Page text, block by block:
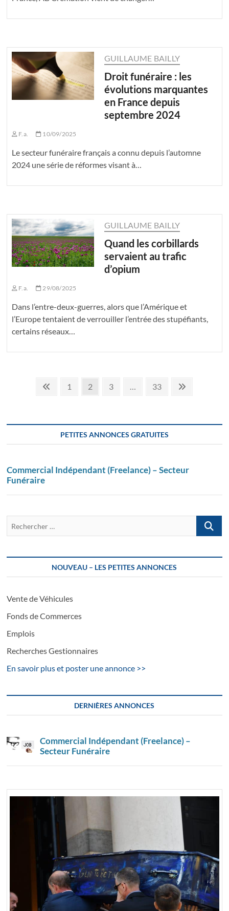
GUILLAUME BAILLY
Droit funéraire : les
évolutions marquantes
en France depuis
septembre 2024
F.a. 10/09/2025
Le secteur funéraire français a connu depuis l’automne
2024 une série de réformes visant à…
GUILLAUME BAILLY
Quand les corbillards
servaient au trafic
d’opium
F.a. 29/08/2025
Dans l’entre-deux-guerres, alors que l’Amérique et
l’Europe tentaient de verrouiller l’entrée des stupéfiants,
certains réseaux…
PaginationPage
1 Page
2 Page
3 … Page
33
PETITES ANNONCES GRATUITES
Commercial Indépendant (Freelance) – Secteur
Funéraire
…
NOUVEAU – LES PETITES ANNONCES
Vente de Véhicules
Fonds de Commerces
Emplois
Recherches Gestionnaires
En savoir plus et poster une annonce >>
DERNIÈRES ANNONCES
Commercial Indépendant (Freelance) –
Secteur Funéraire